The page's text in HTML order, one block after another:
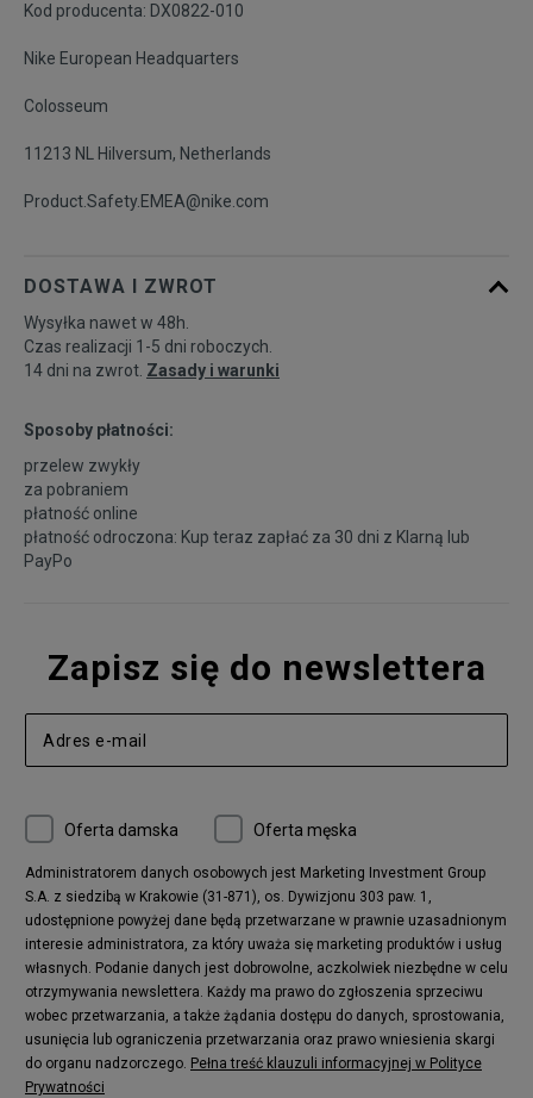
Kod producenta: DX0822-010
Nike European Headquarters
Colosseum
11213 NL Hilversum, Netherlands
Product.Safety.EMEA@nike.com
DOSTAWA I ZWROT
Wysyłka nawet w 48h.
Czas realizacji 1-5 dni roboczych.
14 dni na zwrot. Zasady i warunki
Sposoby płatności:
przelew zwykły
za pobraniem
płatność online
płatność odroczona: Kup teraz zapłać za 30 dni z Klarną lub
PayPo
Zapisz się do newslettera
Oferta damska Oferta męska
Administratorem danych osobowych jest Marketing Investment Group
S.A. z siedzibą w Krakowie (31-871), os. Dywizjonu 303 paw. 1,
udostępnione powyżej dane będą przetwarzane w prawnie uzasadnionym
interesie administratora, za który uważa się marketing produktów i usług
własnych. Podanie danych jest dobrowolne, aczkolwiek niezbędne w celu
otrzymywania newslettera. Każdy ma prawo do zgłoszenia sprzeciwu
wobec przetwarzania, a także żądania dostępu do danych, sprostowania,
usunięcia lub ograniczenia przetwarzania oraz prawo wniesienia skargi
do organu nadzorczego. Pełna treść klauzuli informacyjnej w Polityce
Prywatności